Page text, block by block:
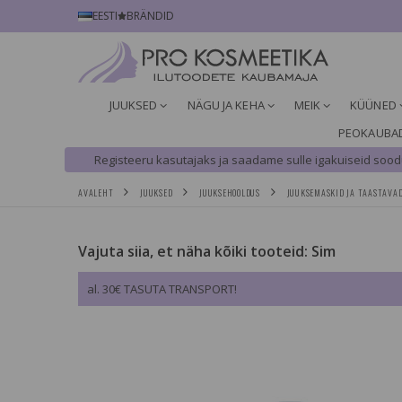
EESTI BRÄNDID
JUUKSED NÄGU JA KEHA MEIK KÜÜNED
Registeeru kasutajaks ja saadame sulle igakuiseid
AVALEHT JUUKSED JUUKSEHOOLDUS JUUKSEMASKID JA
Vajuta siia, et näha kõiki tooteid: Sim
al. 30€ TASUTA TRANSPORT!